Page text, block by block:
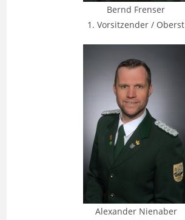
Bernd Frenser
1. Vorsitzender / Oberst
Alexander Nienaber